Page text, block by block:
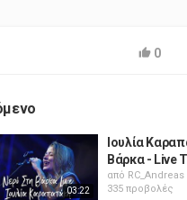
0
03:22
Ιουλία
Βάρκα - Live
από RC_Andreas
335 προβολές